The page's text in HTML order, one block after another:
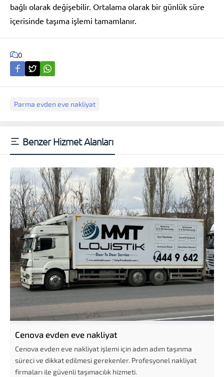
bağlı olarak değişebilir. Ortalama olarak bir günlük süre
içerisinde taşıma işlemi tamamlanır.
0
Parma evden eve nakliyat
Benzer Hizmet Alanları
Cenova evden eve nakliyat
Cenova evden eve nakliyat işlemi için adım adım taşınma
süreci ve dikkat edilmesi gerekenler. Profesyonel nakliyat
firmaları ile güvenli taşımacılık hizmeti.